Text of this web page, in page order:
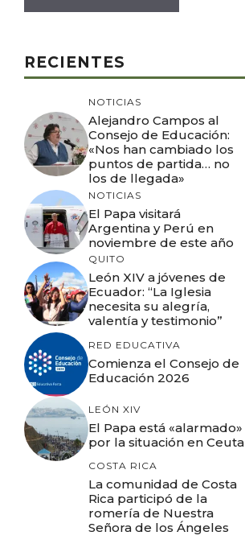
RECIENTES
NOTICIAS
Alejandro Campos al
Consejo de Educación:
«Nos han cambiado los
puntos de partida… no
los de llegada»
NOTICIAS
El Papa visitará
Argentina y Perú en
noviembre de este año
QUITO
León XIV a jóvenes de
Ecuador: “La Iglesia
necesita su alegría,
valentía y testimonio”
RED EDUCATIVA
Comienza el Consejo de
Educación 2026
LEÓN XIV
El Papa está «alarmado»
por la situación en Ceuta
COSTA RICA
La comunidad de Costa
Rica participó de la
romería de Nuestra
Señora de los Ángeles